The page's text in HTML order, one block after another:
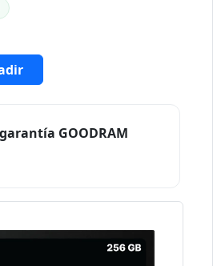
GOODRAM